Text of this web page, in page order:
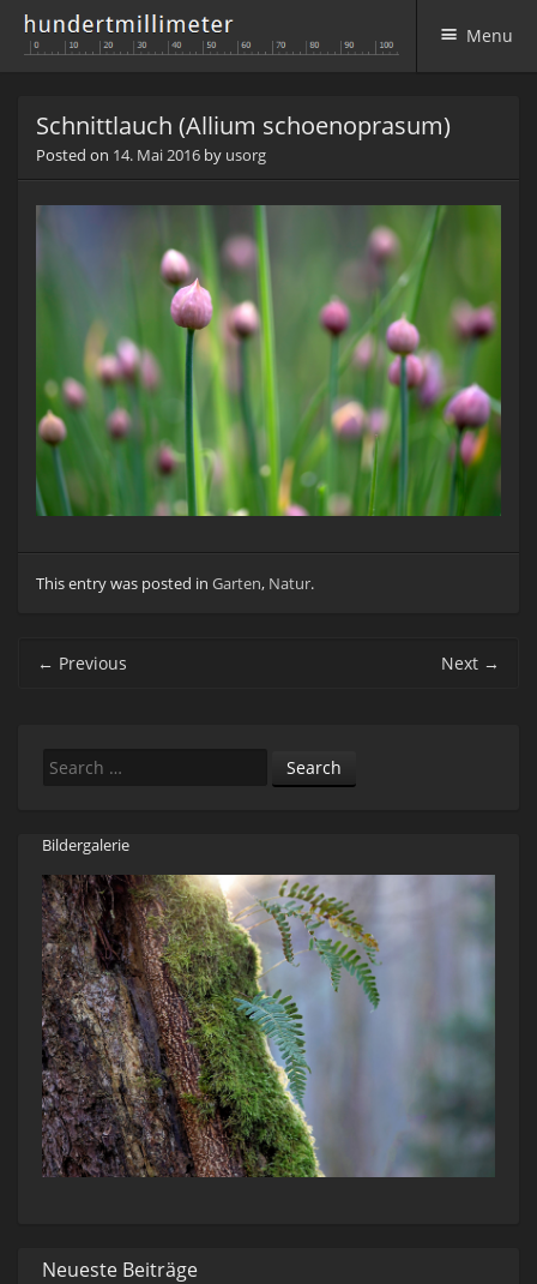
Menu
Schnittlauch (Allium schoenoprasum)
Posted on 14. Mai 2016 by usorg
This entry was posted in Garten, Natur.
← Previous Next →
Search
Bildergalerie
Neueste Beiträge